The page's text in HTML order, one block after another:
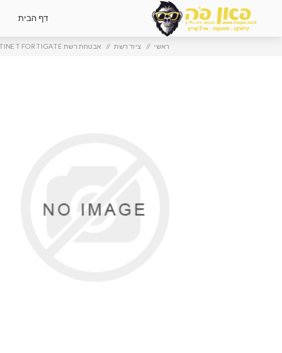
דף הבית
ראשי / ציוד רשת / אבטחת רשת FORTINET FORTIGATE